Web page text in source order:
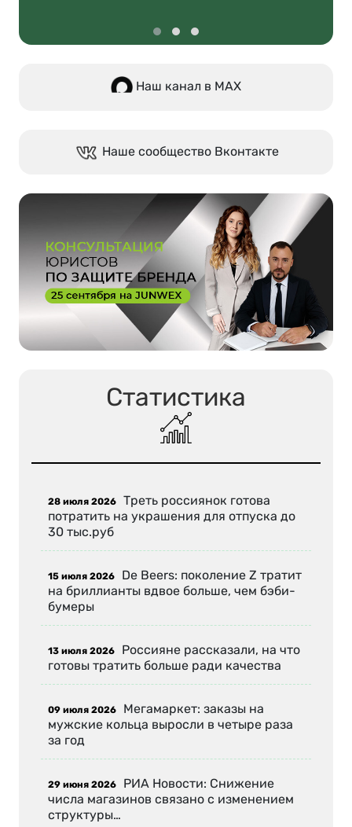
Наш канал в МАХ
Наше сообщество Вконтакте
Статистика
28 июля 2026 Треть россиянок готова
потратить на украшения для отпуска до
30 тыс.руб
15 июля 2026 De Beers: поколение Z тратит
на бриллианты вдвое больше, чем бэби-
бумеры
13 июля 2026 Россияне рассказали, на что
готовы тратить больше ради качества
09 июля 2026 Мегамаркет: заказы на
мужские кольца выросли в четыре раза
за год
29 июня 2026 РИА Новости: Снижение
числа магазинов связано с изменением
структуры…